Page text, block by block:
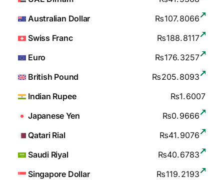
Australian Dollar
₨107.8066
Swiss Franc
₨188.8117
Euro
₨176.3257
British Pound
₨205.8093
Indian Rupee
₨1.6007
Japanese Yen
₨0.9666
Qatari Rial
₨41.9076
Saudi Riyal
₨40.6783
Singapore Dollar
₨119.2193